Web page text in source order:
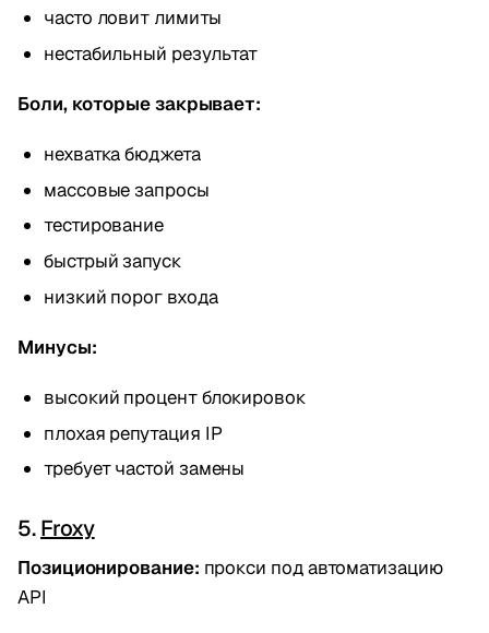
часто ловит лимиты
нестабильный результат
Боли, которые закрывает:
нехватка бюджета
массовые запросы
тестирование
быстрый запуск
низкий порог входа
Минусы:
высокий процент блокировок
плохая репутация IP
требует частой замены
5.Froxy
Позиционирование: прокси под автоматизацию
API